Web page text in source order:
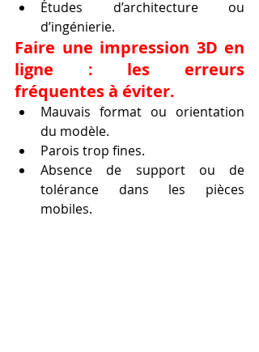
Études d’architecture ou
d’ingénierie.
Faire une impression 3D en
ligne : les erreurs
fréquentes à éviter.
Mauvais format ou orientation
du modèle.
Parois trop fines.
Absence de support ou de
tolérance dans les pièces
mobiles.